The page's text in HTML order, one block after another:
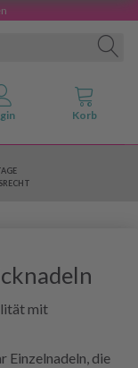
mit
Einzelnadeln, die